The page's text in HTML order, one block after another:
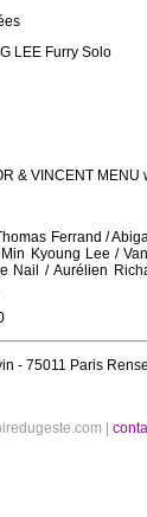
LEE Furry Solo
& VINCENT
Ferrand /
Kyoung Lee /
Nail / Aurélien
- 75011 Paris
|